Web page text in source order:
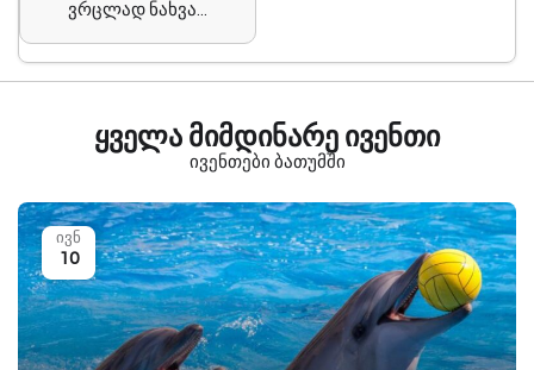
ვრცლად ნახვა...
ყველა მიმდინარე ივენთი
ივენთები ბათუმში
ივნ
10